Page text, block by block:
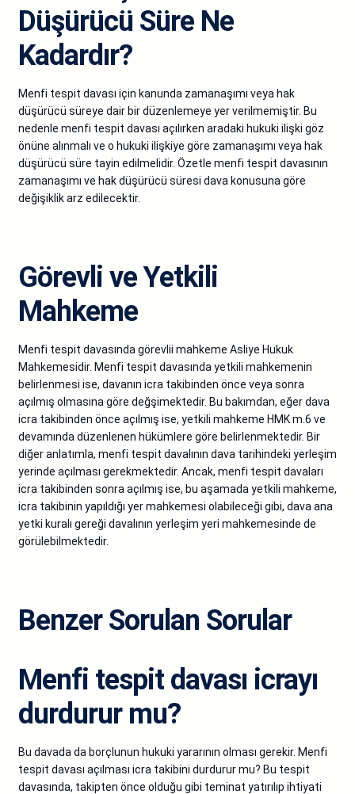
Düşürücü Süre Ne
Kadardır?
Menfi tespit davası için kanunda zamanaşımı veya hak
düşürücü süreye dair bir düzenlemeye yer verilmemiştir. Bu
nedenle menfi tespit davası açılırken aradaki hukuki ilişki göz
önüne alınmalı ve o hukuki ilişkiye göre zamanaşımı veya hak
düşürücü süre tayin edilmelidir. Özetle menfi tespit davasının
zamanaşımı ve hak düşürücü süresi dava konusuna göre
değişiklik arz edilecektir.
Görevli ve Yetkili
Mahkeme
Menfi tespit davasında görevlii mahkeme Asliye Hukuk
Mahkemesidir. Menfi tespit davasında yetkili mahkemenin
belirlenmesi ise, davanın icra takibinden önce veya sonra
açılmış olmasına göre değşimektedir. Bu bakımdan, eğer dava
icra takibinden önce açılmış ise, yetkili mahkeme HMK m.6 ve
devamında düzenlenen hükümlere göre belirlenmektedir. Bir
diğer anlatımla, menfi tespit davalının dava tarihindeki yerleşim
yerinde açılması gerekmektedir. Ancak, menfi tespit davaları
icra takibinden sonra açılmış ise, bu aşamada yetkili mahkeme,
icra takibinin yapıldığı yer mahkemesi olabileceği gibi, dava ana
yetki kuralı gereği davalının yerleşim yeri mahkemesinde de
görülebilmektedir.
Benzer Sorulan Sorular
Menfi tespit davası icrayı
durdurur mu?
Bu davada da borçlunun hukuki yararının olması gerekir. Menfi
tespit davası açılması icra takibini durdurur mu? Bu tespit
davasında, takipten önce olduğu gibi teminat yatırılıp ihtiyati